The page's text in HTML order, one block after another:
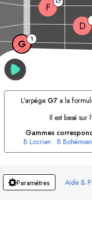
G 1
D
F
L'arpège G7 a la
Il est basé sur
Gammes
B Locrien B Bohémien
Paramètres · Aide &